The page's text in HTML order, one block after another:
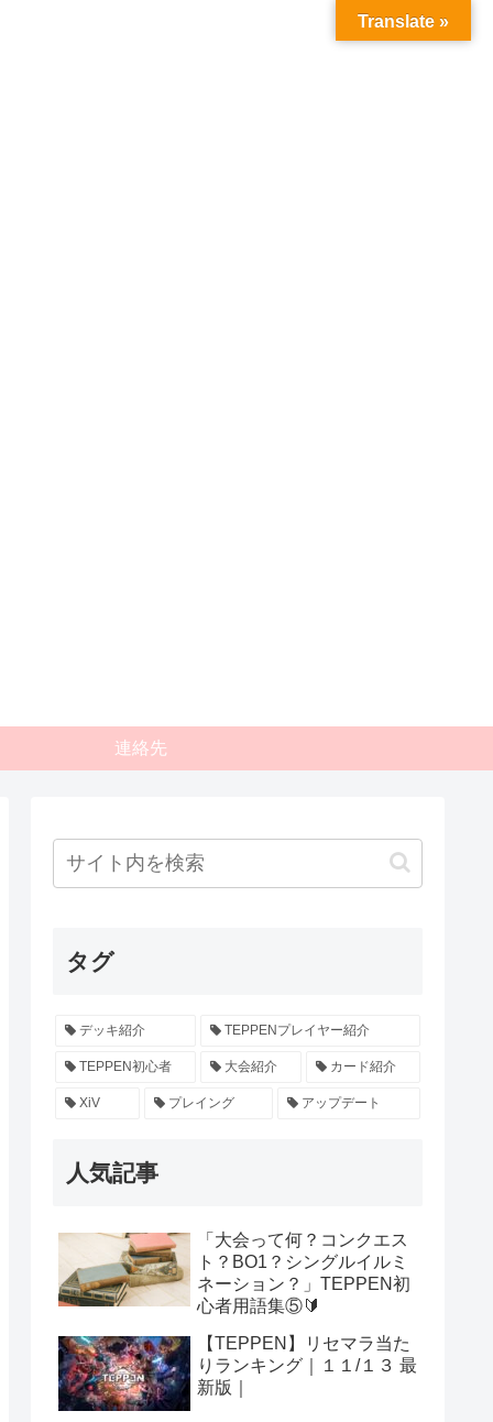
連絡先
タグ
デッキ紹介 TEPPENプレイヤー紹介
TEPPEN初心者 大会紹介 カード紹介
XiV プレイング アップデート
人気記事
「大会って何？コンクエス
ト？BO1？シングルイルミ
ネーション？」TEPPEN初
心者用語集⑤🔰
【TEPPEN】リセマラ当た
りランキング｜１１/１３ 最
新版｜
Translate »